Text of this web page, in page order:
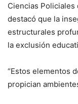
Ciencias Policiales
destacó que la
estructurales
la exclusión
“Estos elementos
propician